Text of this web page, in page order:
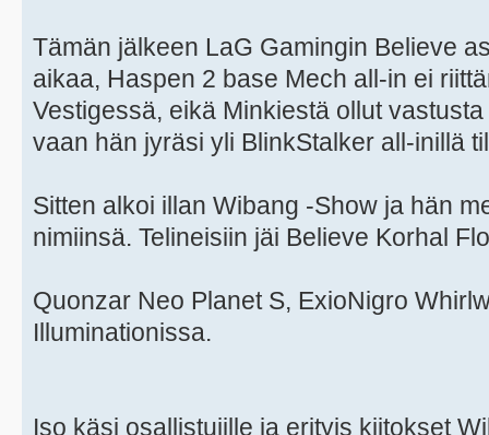
Tämän jälkeen LaG Gamingin Believe
aikaa, Haspen 2 base Mech all-in ei
Vestigessä, eikä Minkiestä ollut
vaan hän jyräsi yli BlinkStalker all-inillä
Sitten alkoi illan Wibang -Show ja hän
nimiinsä. Telineisiin jäi Believe Korhal
Quonzar Neo Planet S, ExioNigro
Illuminationissa.
Iso käsi osallistujille ja erityis kiitokset